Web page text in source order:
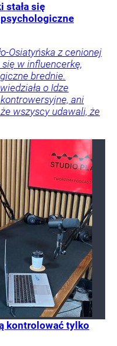
stała się
Osiatyńska z cenionej
w influencerkę,
brednie.
o Idze
ani
wszyscy udawali, że
kontrolować tylko